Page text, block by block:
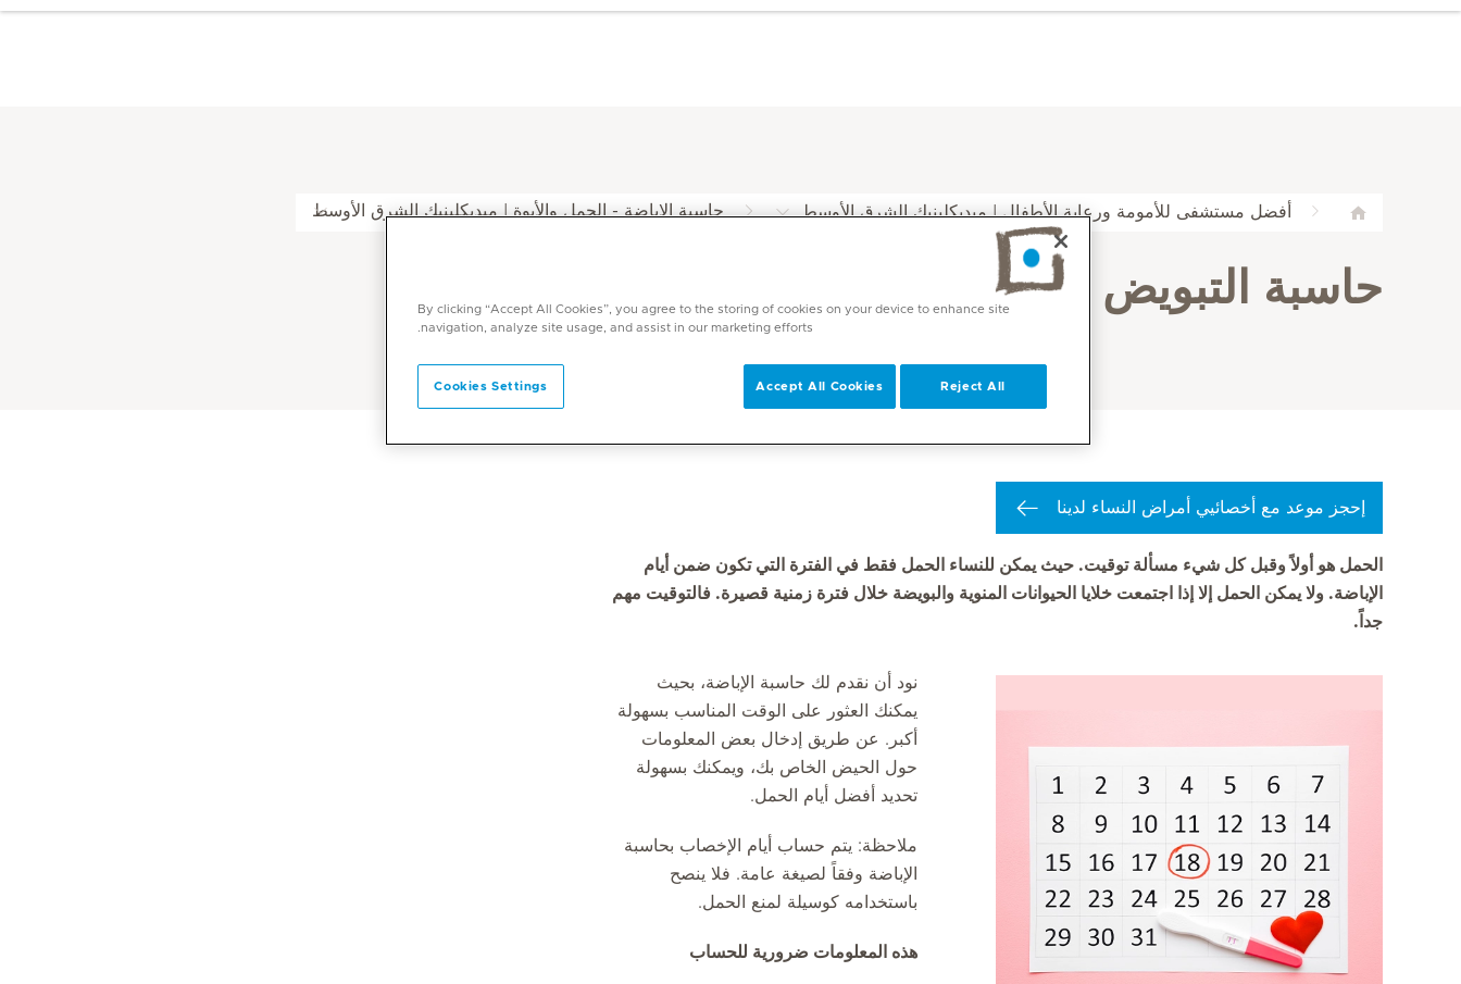
أفضل مستشفى للأمومة ورعاية الأطفال | ميديكلينيك الشرق الأوسط حاسبة الإباضة - الحمل والأبوة | ميديكلينيك الشرق الأوسط
حاسبة التبويض في ميديكلينيك
إحجز موعد مع أخصائيي أمراض النساء لدينا
الحمل هو أولاً وقبل كل شيء مسألة توقيت. حيث يمكن للنساء الحمل فقط في الفترة التي تكون ضمن أيام
الإباضة. ولا يمكن الحمل إلا إذا اجتمعت خلايا الحيوانات المنوية والبويضة خلال فترة زمنية قصيرة. فالتوقيت مهم
جداً.
نود أن نقدم لك حاسبة الإباضة، بحيث
يمكنك العثور على الوقت المناسب بسهولة
أكبر. عن طريق إدخال بعض المعلومات
حول الحيض الخاص بك، ويمكنك بسهولة
تحديد أفضل أيام الحمل.
ملاحظة: يتم حساب أيام الإخصاب بحاسبة
الإباضة وفقاً لصيغة عامة. فلا ينصح
باستخدامه كوسيلة لمنع الحمل.
هذه المعلومات ضرورية للحساب
By clicking “Accept All Cookies”, you agree to the storing of cookies on your device to enhance site
navigation, analyze site usage, and assist in our marketing efforts.
Cookies Settings Reject All
Accept All Cookies